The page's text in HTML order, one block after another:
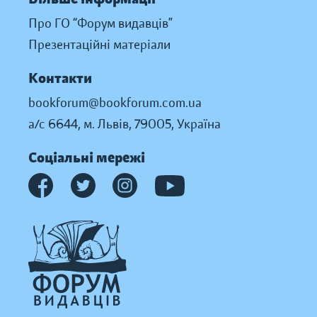
Про ГО “Форум видавців”
Презентаційні матеріали
Контакти
bookforum@bookforum.com.ua
а/с 6644, м. Львів, 79005, Україна
Соціальні мережі